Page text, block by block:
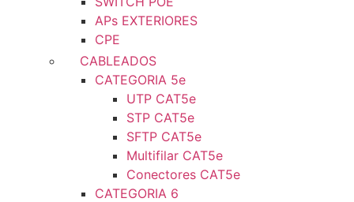
APs EXTERIORES
CPE
CABLEADOS
CATEGORIA 5e
UTP CAT5e
STP CAT5e
SFTP CAT5e
Multifilar CAT5e
Conectores CAT5e
CATEGORIA 6